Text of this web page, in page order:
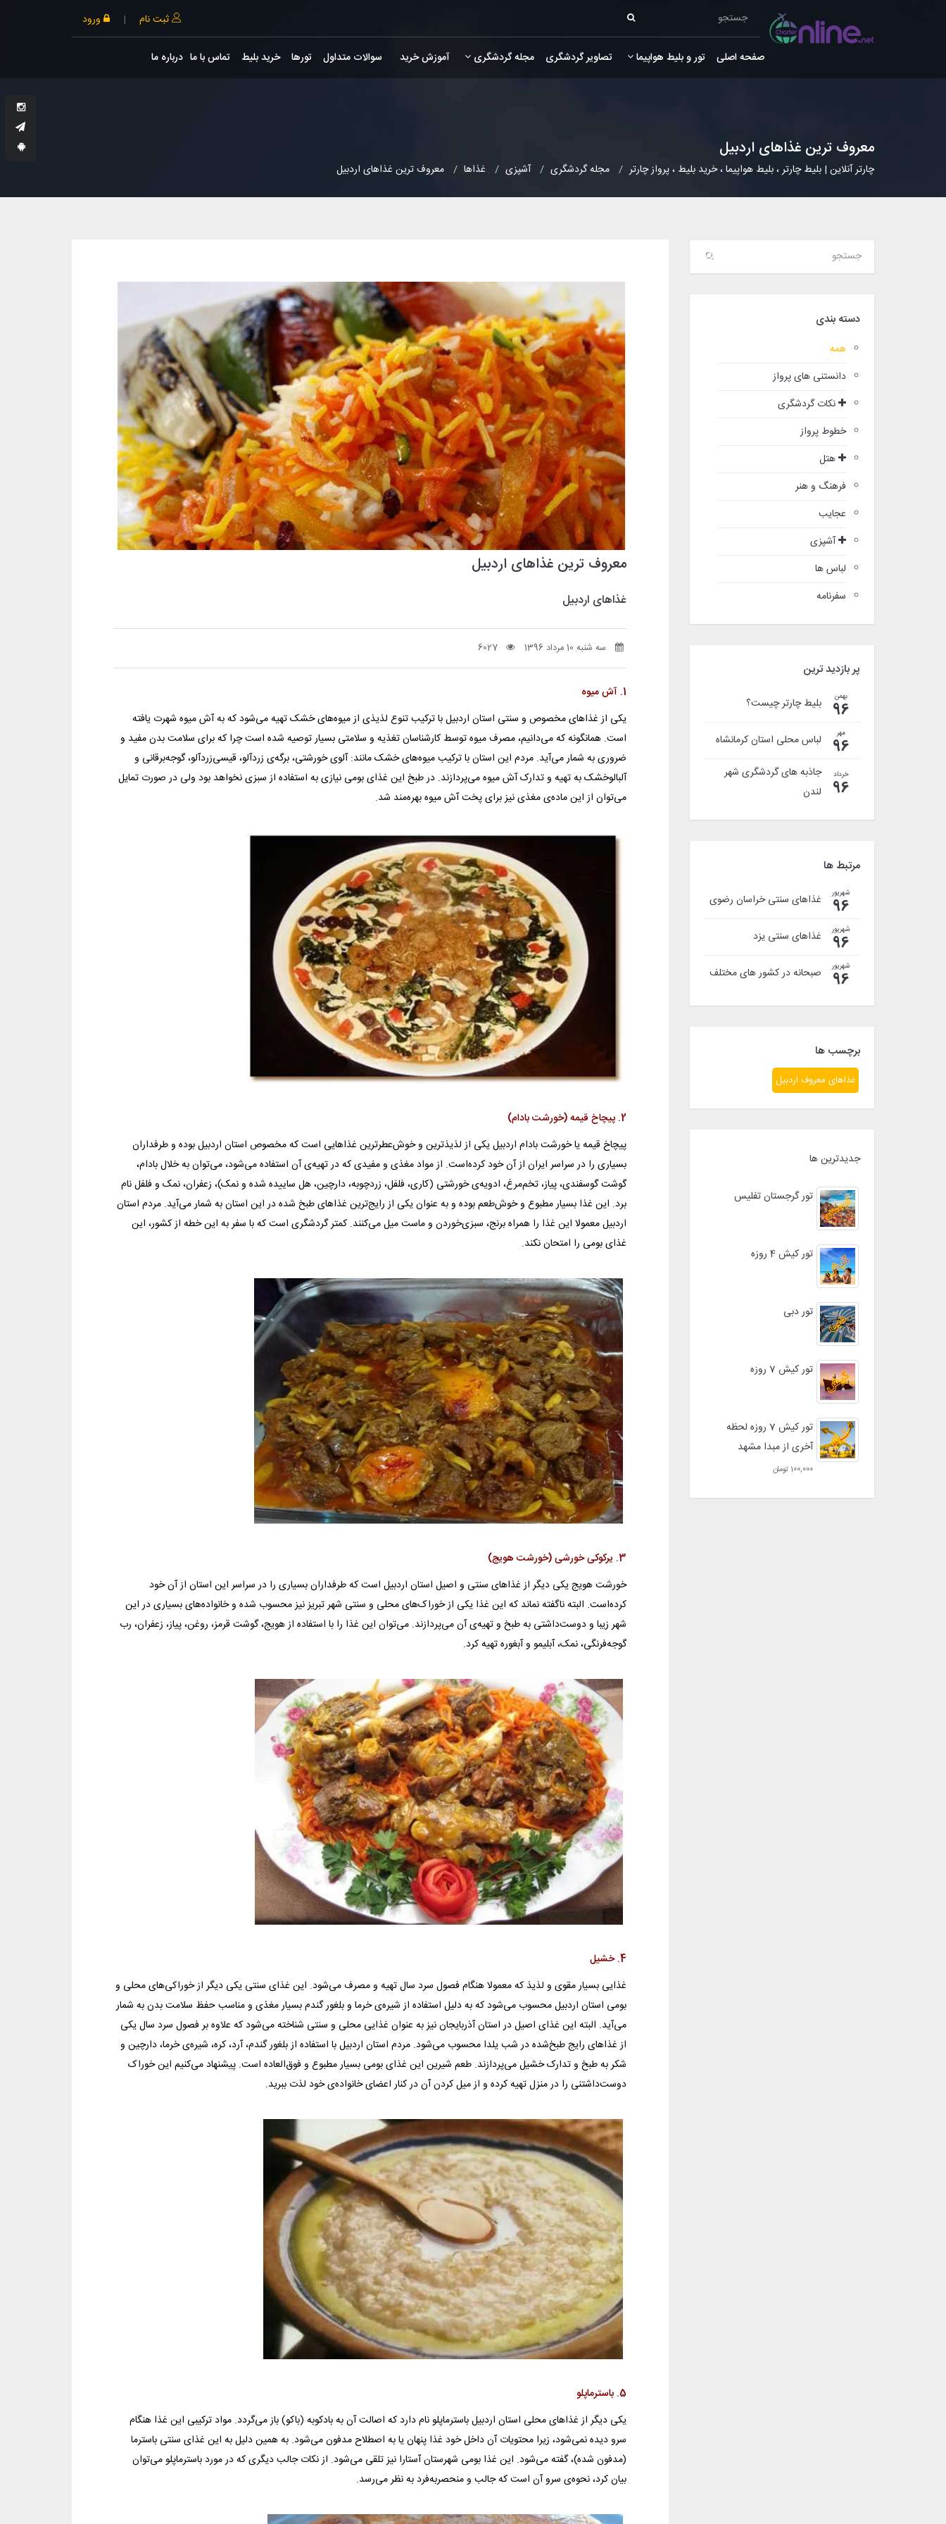
ثبت نام | ورود
صفحه اصلی تور و بلیط هواپیما تصاویر گردشگری مجله گردشگری آموزش خرید سوالات متداول تورها خرید بلیط تماس با ما درباره ما
معروف ترین غذاهای اردبیل
چارتر آنلاین | بلیط چارتر ، بلیط هواپیما ، خرید بلیط ، پرواز چارتر مجله گردشگری آشپزی غذاها معروف ترین غذاهای اردبیل
دسته بندی
همه
دانستنی های پرواز
نکات گردشگری
خطوط پرواز
هتل
فرهنگ و هنر
عجایب
آشپزی
لباس ها
سفرنامه
پر بازدید ترین
بهمن
96 بلیط چارتر چیست؟
مهر
96 لباس محلی استان کرمانشاه
خرداد
96
جاذبه های گردشگری شهر
لندن
مرتبط ها
شهریور
96 غذاهای سنتی خراسان رضوی
شهریور
96 غذاهای سنتی یزد
شهریور
96 صبحانه در کشور های مختلف
برچسب ها
غذاهای معروف اردبیل
جدیدترین ها
تور گرجستان تفلیس
تور کیش 4 روزه
تور دبی
تور کیش 7 روزه
تور کیش 7 روزه لحظه
آخری از مبدا مشهد
100,000 تومان
معروف ترین غذاهای اردبیل
غذاهای اردبیل
سه شنبه 10 مرداد 1396 6027
1. آش میوه
یکی از غذاهای مخصوص و سنتی استان اردبیل با ترکیب تنوع لذیذی از میوه‌های خشک تهیه می‌شود که به آش میوه شهرت یافته
است. همانگونه که می‌دانیم، مصرف میوه توسط کارشناسان تغذیه و سلامتی بسیار توصیه شده است چرا که برای سلامت بدن مفید و
ضروری به شمار می‌‌آید. مردم این استان با ترکیب میوه‌های خشک مانند: آلوی خورشتی، برگه‌ی زردآلو، قیسی‌زردآلو، گوجه‌برقانی و
آلبالوخشک به تهیه و تدارک آش میوه می‌پردازند. در طبخ این غذای بومی نیازی به استفاده از سبزی نخواهد بود ولی در صورت تمایل
می‌توان از این ماده‌ی مغذی نیز برای پخت آش میوه بهره‌مند شد.
2. پیچاخ قیمه (خورشت بادام)
پیچاخ قیمه یا خورشت بادام اردبیل یکی از لذیذترین و خوش‌عطرترین غذاهایی است که مخصوص استان اردبیل بوده و طرفداران
بسیاری را در سراسر ایران از آن خود کرده‌است. از مواد مغذی و مفیدی که در تهیه‌ی آن استفاده می‌شود، می‌توان به خلال بادام،
گوشت گوسفندی، پیاز، تخم‌مرغ، ادویه‌ی خورشتی (کاری، فلفل، زردچوبه، دارچین، هل ساییده شده و نمک)، زعفران، نمک و فلفل نام
برد. این غذا بسیار مطبوع و خوش‌طعم بوده و به عنوان یکی از رایج‌ترین غذاهای طبخ شده در این استان به شمار می‌آید. مردم استان
اردبیل معمولا این غذا را همراه برنج، سبزی‌خوردن و ماست میل می‌کنند. کمتر گردشگری است که با سفر به این خطه از کشور، این
غذای بومی را امتحان نکند.
3. یرکوکی خورشی (خورشت هویج)
خورشت هویج یکی دیگر از غذاهای سنتی و اصیل استان اردبیل است که طرفداران بسیاری را در سراسر این استان از آن خود
کرده‌است. البته ناگفته نماند که این غذا یکی از خوراک‌های محلی و سنتی شهر تبریز نیز محسوب شده و خانواده‌های بسیاری در این
شهر زیبا و دوست‌داشتی به طبخ و تهیه‌ی آن می‌پردازند. می‌توان این غذا را با استفاده از هویج، گوشت قرمز، روغن، پیاز، زعفران، رب
گوجه‌فرنگی، نمک، آبلیمو و آبغوره تهیه کرد.
4. خشیل
غذایی بسیار مقوی و لذیذ که معمولا هنگام فصول سرد سال تهیه و مصرف می‌شود. این غذای سنتی یکی دیگر از خوراکی‌های محلی و
بومی استان اردبیل محسوب می‌شود که به دلیل استفاده از شیره‌ی خرما و بلغور گندم بسیار مغذی و مناسب حفظ سلامت بدن به شمار
می‌آید. البته این غذای اصیل در استان‌ آذربایجان نیز به عنوان غذایی محلی و سنتی شناخته می‌شود که علاوه بر فصول سرد سال یکی
از غذاهای رایج طبخ‌شده در شب یلدا محسوب می‌شود. مردم استان اردبیل با استفاده از بلغور گندم، آرد، کره، شیره‌ی خرما، دارچین و
شکر به طبخ و تدارک خشیل می‌پردازند. طعم شیرین این غذای بومی بسیار مطبوع و فوق‌العاده است. پیشنهاد می‌کنیم این خوراک
دوست‌داشتنی را در منزل تهیه کرده و از میل کردن آن در کنار اعضای خانواده‌ی خود لذت ببرید.
5. باسترماپلو
یکی دیگر از غذاهای محلی استان اردبیل باسترماپلو نام دارد که اصالت آن به بادکوبه (باکو) باز می‌گردد. مواد ترکیبی این غذا هنگام
سرو دیده نمی‌شود، زیرا محتویات آن داخل خود غذا پنهان یا به اصطلاح مدفون می‌شود. به همین دلیل به این غذای سنتی باسترما
(مدفون‌ شده)، گفته می‌شود. این غذا بومی شهرستان آستارا نیز تلقی می‌شود. از نکات جالب دیگری که در مورد باسترماپلو می‌توان
بیان کرد، نحوه‌ی سرو آن‌ است که جالب و منحصربه‌فرد به نظر می‌رسد.